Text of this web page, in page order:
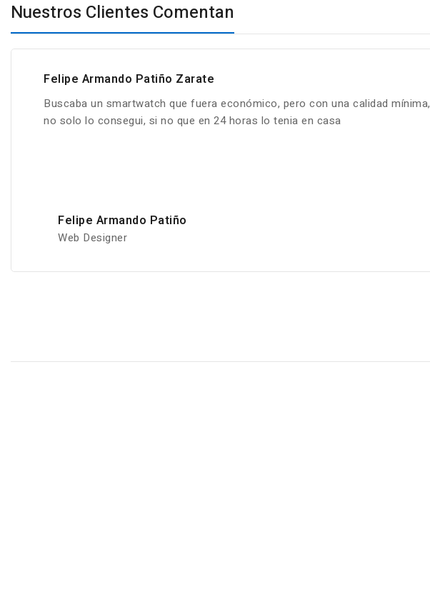
Nuestros Clientes Comentan
Felipe Armando Patiño Zarate
Buscaba un smartwatch que fuera económico, pero con una calidad mínima,
no solo lo consegui, si no que en 24 horas lo tenia en casa
Felipe Armando Patiño
Web Designer